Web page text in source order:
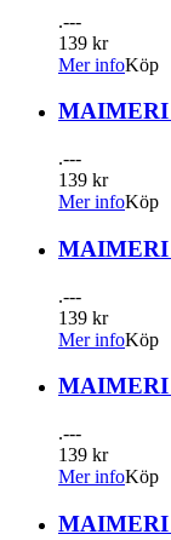
.---
139 kr
Mer infoKöp
MAIMERI
.---
139 kr
Mer infoKöp
MAIMERI
.---
139 kr
Mer infoKöp
MAIMERI
.---
139 kr
Mer infoKöp
MAIMERI